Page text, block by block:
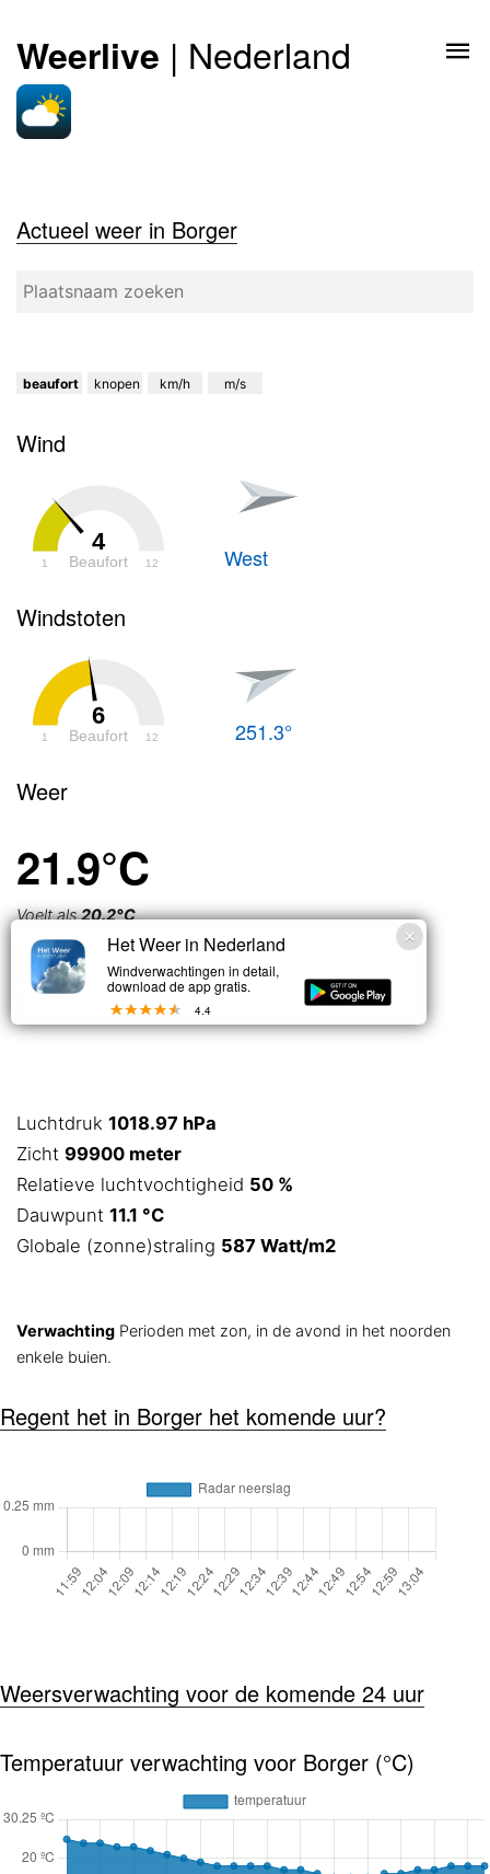
Weerlive | Nederland
Actueel weer in Borger
beaufort knopen km/h m/s
Wind
4
Beaufort
1 12 West
Windstoten
6
Beaufort
1 12 251.3°
Weer
21.9°C
Voelt als20.2°C
Zwaar
bewolkt
Luchtdruk 1018.97 hPa
Zicht 99900 meter
Relatieve luchtvochtigheid 50 %
Dauwpunt 11.1 °C
Globale (zonne)straling 587 Watt/m2
Verwachting Perioden met zon, in de avond in het noorden
enkele buien.
Regent het in Borger het komende uur?
Weersverwachting voor de komende 24 uur
Temperatuur verwachting voor Borger (°C)
Het Weer in Nederland
Windverwachtingen in detail,
download de app gratis.
4.4